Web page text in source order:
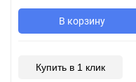
В корзину
Купить в 1 клик